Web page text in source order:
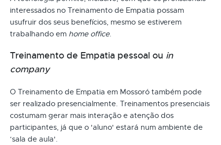
interessados no Treinamento de Empatia possam
usufruir dos seus benefícios, mesmo se estiverem
trabalhando em home office.
Treinamento de Empatia pessoal ou in
company
O Treinamento de Empatia em Mossoró também pode
ser realizado presencialmente. Treinamentos presenciais
costumam gerar mais interação e atenção dos
participantes, já que o 'aluno' estará num ambiente de
‘sala de aula'.